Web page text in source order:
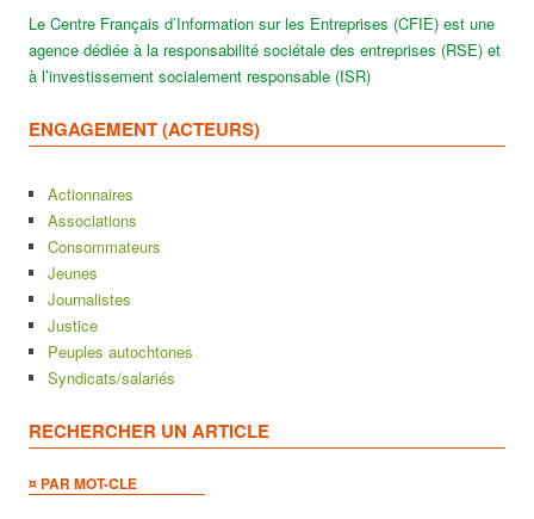
Le Centre Français d’Information sur les Entreprises (CFIE) est une
agence dédiée à la responsabilité sociétale des entreprises (RSE) et
à l’investissement socialement responsable (ISR)
ENGAGEMENT (ACTEURS)
Actionnaires
Associations
Consommateurs
Jeunes
Journalistes
Justice
Peuples autochtones
Syndicats/salariés
RECHERCHER UN ARTICLE
¤ PAR MOT-CLE